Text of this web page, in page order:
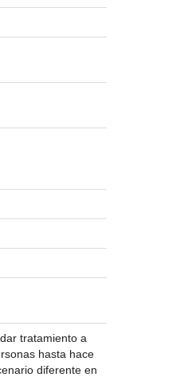
tratamiento a
hasta hace
diferente en